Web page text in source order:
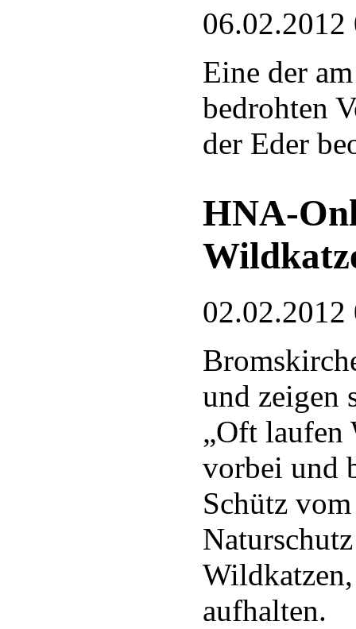
06.02.2012
Eine der
bedrohten
der Eder
HNA-
02.02.2012
und zeigen
„Oft laufen
vorbei und
Schütz
aufhalten.